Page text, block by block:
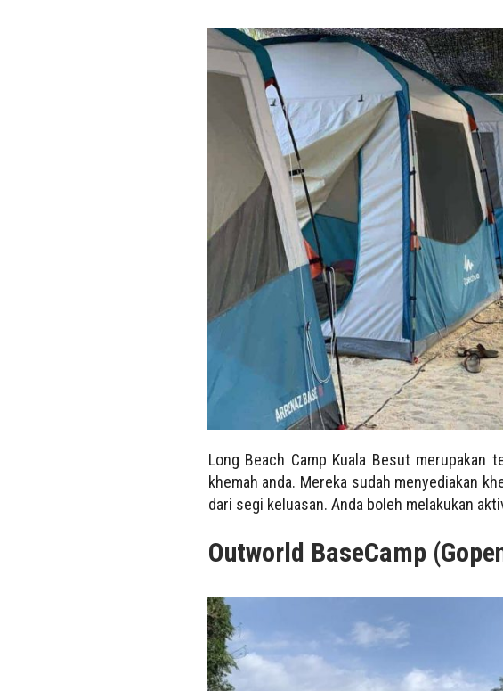
Long Beach Camp Kuala Besut merupakan
khemah anda. Mereka sudah menyediakan
dari segi keluasan. Anda boleh melakukan
Outworld BaseCamp